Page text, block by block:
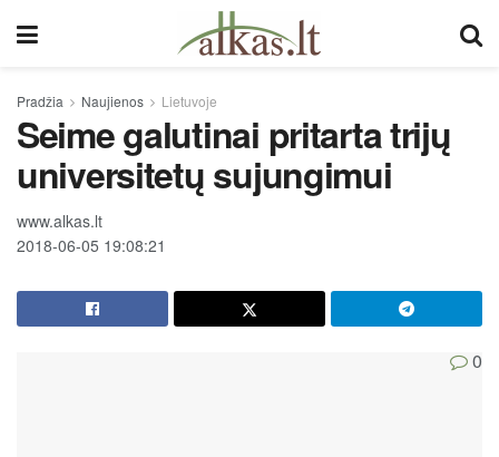
Pradžia Naujienos Lietuvoje
Seime galutinai pritarta trijų
universitetų sujungimui
www.alkas.lt
2018-06-05 19:08:21
0